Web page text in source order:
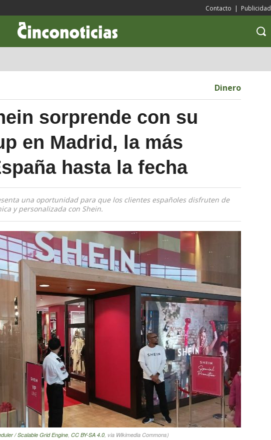
Contacto | Publicidad
Dinero
sorprende con su
en Madrid, la más
hasta la fecha
una oportunidad para que los clientes españoles disfruten de
y personalizada con Shein.
/ Scalable Grid Engine, CC BY-SA 4.0, via Wikimedia Commons)